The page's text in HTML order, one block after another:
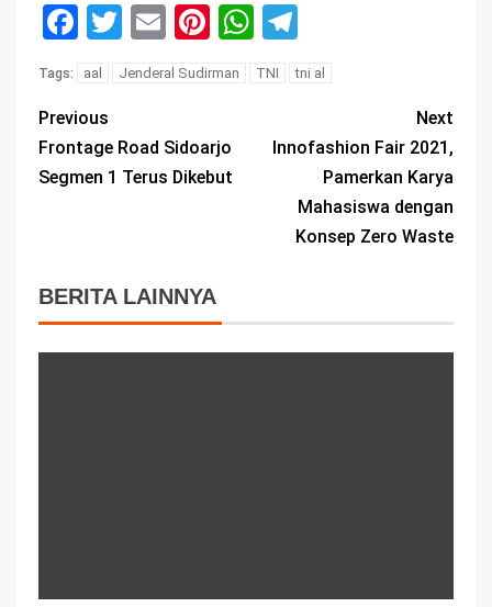
Facebook
Twitter
EmailPinterest
WhatsApp
Tags: aal Jenderal Sudirman TNI tni al
Previous
Frontage Road Sidoarjo
Segmen 1 Terus Dikebut
Next
Innofashion Fair 2021,
Pamerkan Karya
Mahasiswa dengan
Konsep Zero Waste
BERITA LAINNYA